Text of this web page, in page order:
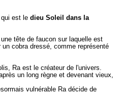
est ledieu Soleil dans la
tête de faucon sur laquelle est
cobra dressé, comme représenté
Ra est le créateur de l'univers.
un long règne et devenant vieux,
vulnérable Ra décide de